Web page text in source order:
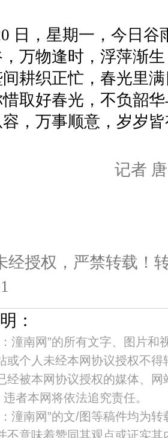
日，星期一，今日谷
万物逢时，浮萍渐
间耕织正忙，春光里
惜取好春光，不负韶
，万事顺意，岁岁
记者
经授权，严禁转载！
：
潼南网”的所有文字、图片和
或个人未经本网协议授权不
经被本网协议授权的媒体、
者本网将依法追究责任。
潼南网”的文/图等稿件均为
不意味着赞同其观点或证实